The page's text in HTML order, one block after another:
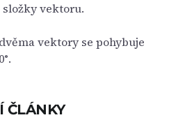
složky vektoru.
vektory se pohybuje
ČLÁNKY